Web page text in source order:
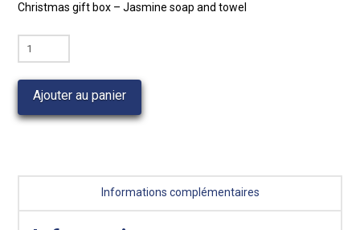
Christmas gift box – Jasmine soap and towel
quantité
de
Christmas
gift
box
Ajouter au panier
Informations complémentaires